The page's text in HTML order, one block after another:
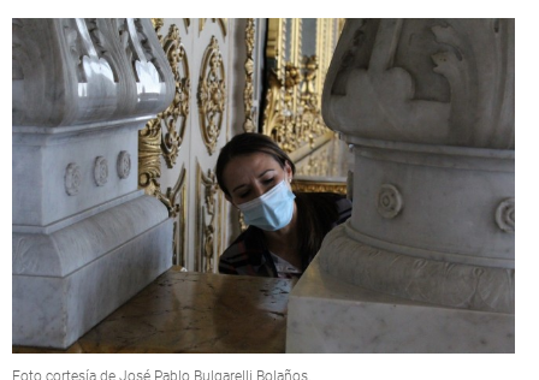
Foto cortesía de José Pablo Bulgarelli Bolaños.